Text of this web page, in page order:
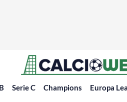
Serie C Champions Europa